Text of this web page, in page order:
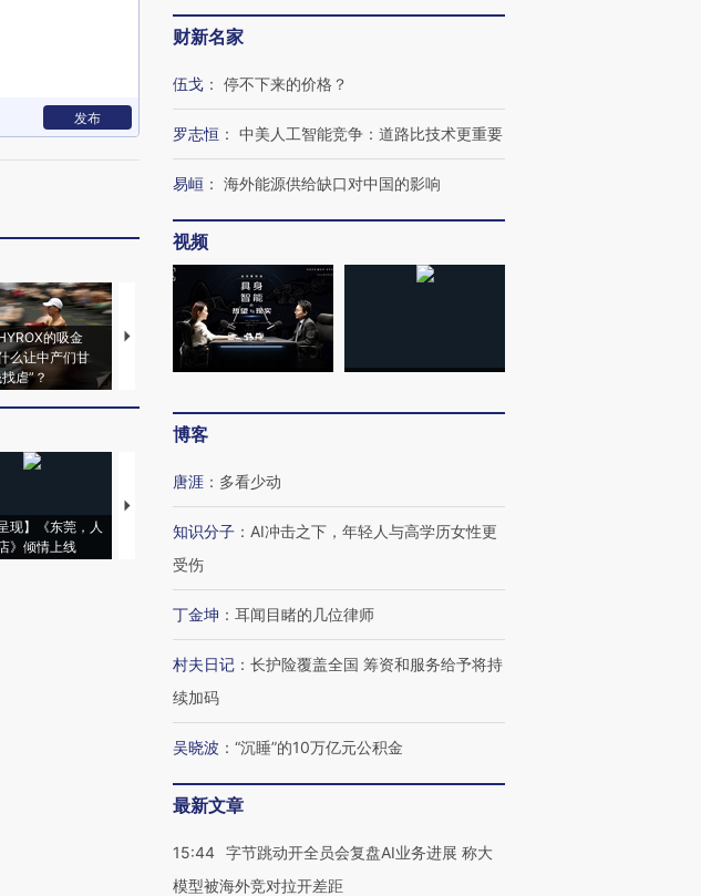
发布
的吸金
么让中产们甘
虐”？
马航飞行员跨国走私7万
粒摇头丸 尿检体内含3种
视线｜被称为“蟑螂”的印
度Z世代 用街头抗争将教
育部长拱下台
飞地休达
现】《东莞，人
》倾情上线
【推广】走进第四届链博
会，让数智科技“链”接产
【特别呈现】寻找100种
【商旅对话】华住集团
CFO：不靠规模取胜，华
财新名家
伍戈 ： 停不下来的价格？
罗志恒 ： 中美人工智能竞争：道路比技术更重要
易峘 ： 海外能源供给缺口对中国的影响
视频
博客
唐涯 ： 多看少动
知识分子 ： AI冲击之下，年轻人与高学历女性更
受伤
丁金坤 ： 耳闻目睹的几位律师
村夫日记 ： 长护险覆盖全国 筹资和服务给予将持
续加码
吴晓波 ： “沉睡”的10万亿元公积金
最新文章
15:44 字节跳动开全员会复盘AI业务进展 称大
模型被海外竞对拉开差距